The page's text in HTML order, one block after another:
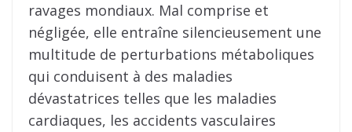
ravages mondiaux. Mal comprise et
négligée, elle entraîne silencieusement une
multitude de perturbations métaboliques
qui conduisent à des maladies
dévastatrices telles que les maladies
cardiaques, les accidents vasculaires